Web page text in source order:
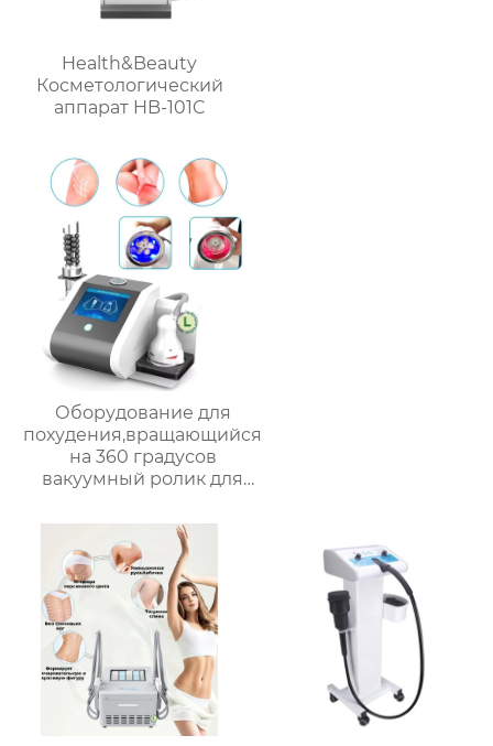
Health&Beauty
Косметологический
аппарат HB-101C
Оборудование для
похудения,вращающийся
на 360 градусов
вакуумный ролик для
боль в теле, расслабьте
мышцы